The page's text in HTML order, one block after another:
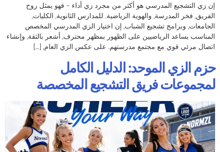
إن زي التشجيع المدرسي هو أكثر من مجرد زي أداء - فهو يمثل روح
الفريق, فخر المدرسة, والهوية الرياضية. للمدارس الثانوية, الكليات,
الجامعات, وبرامج تشجيع الشباب, إن اختيار الزي المدرسي المخصص
المناسب يساعد الرياضيين على الظهور بمظهر محترف, أشعر بالثقة, وإنشاء
اتصال مرئي قوي مع مجتمع مدرستهم. على عكس الزي العام, […]
حزم الزي الموحد: الدليل الكامل
لمجموعات فريق التشجيع المخصصة